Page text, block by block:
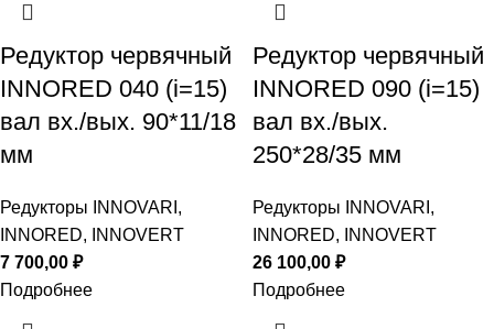
Редуктор червячный
INNORED 040 (i=15)
вал вх./вых. 90*11/18
мм
Редукторы INNOVARI,
INNORED, INNOVERT
7 700,00 ₽
Подробнее
Редуктор червячный
INNORED 090 (i=15)
вал вх./вых.
250*28/35 мм
Редукторы INNOVARI,
INNORED, INNOVERT
26 100,00 ₽
Подробнее